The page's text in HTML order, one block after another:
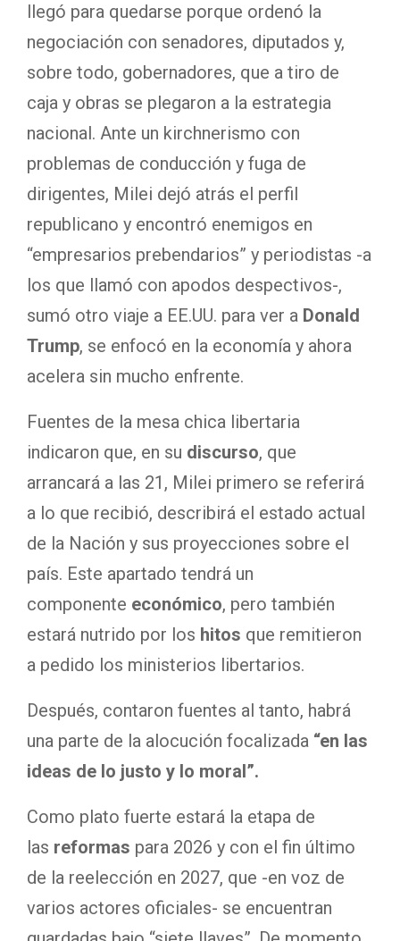
llegó para quedarse porque ordenó la
negociación con senadores, diputados y,
sobre todo, gobernadores, que a tiro de
caja y obras se plegaron a la estrategia
nacional. Ante un kirchnerismo con
problemas de conducción y fuga de
dirigentes, Milei dejó atrás el perfil
republicano y encontró enemigos en
“empresarios prebendarios” y periodistas -a
los que llamó con apodos despectivos-,
sumó otro viaje a EE.UU. para ver a Donald
Trump, se enfocó en la economía y ahora
acelera sin mucho enfrente.
Fuentes de la mesa chica libertaria
indicaron que, en su discurso, que
arrancará a las 21, Milei primero se referirá
a lo que recibió, describirá el estado actual
de la Nación y sus proyecciones sobre el
país. Este apartado tendrá un
componente económico, pero también
estará nutrido por los hitos que remitieron
a pedido los ministerios libertarios.
Después, contaron fuentes al tanto, habrá
una parte de la alocución focalizada “en las
ideas de lo justo y lo moral”.
Como plato fuerte estará la etapa de
las reformas para 2026 y con el fin último
de la reelección en 2027, que -en voz de
varios actores oficiales- se encuentran